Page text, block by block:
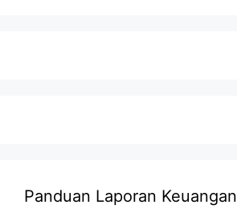
Panduan Laporan Keuangan